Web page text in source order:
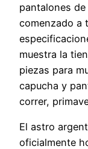
pantalones
comenzado a
muestra la
piezas para
capucha y
correr,
El astro
oficialmente